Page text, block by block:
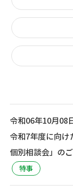
令和06年10月08
令和7年度に向け
個別相談会」の
特事